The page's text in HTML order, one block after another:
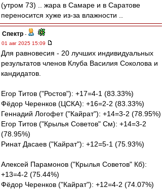
(утром 73) .. жара в Самаре и в Саратове
переносится хуже из-за влажности ..
Спектр -
01 авг 2025 15:09
Для равновесия - 20 лучших индивидуальных
результатов членов Клуба Василия Соколова и
кандидатов.
Егор Титов ("Ростов"): +17=4-1 (83.33%)
Фёдор Черенков (ЦСКА): +16=2-2 (83.33%)
Геннадий Логофет ("Кайрат"): +14=3-2 (78.95%)
Егор Титов ("Крылья Советов" См): +14=3-2
(78.95%)
Ринат Дасаев ("Кайрат"): +12=5-1 (75.93%)
Алексей Парамонов ("Крылья Советов" Кб):
+13=4-2 (75.44%)
Фёдор Черенков ("Кайрат"): +12=4-2 (74.07%)